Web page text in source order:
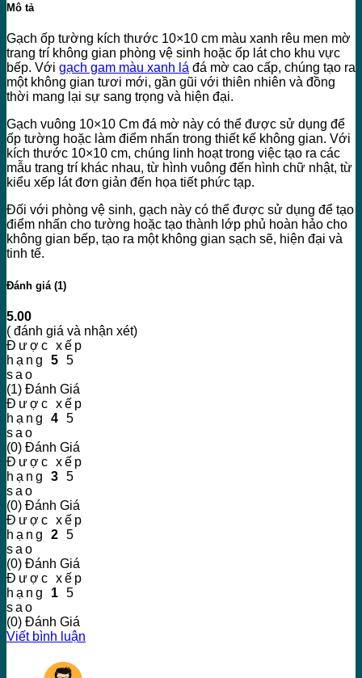
Mô tả
Gạch ốp tường kích thước 10×10 cm màu xanh rêu men mờ
trang trí không gian phòng vệ sinh hoặc ốp lát cho khu vực
bếp. Với gạch gam màu xanh lá đá mờ cao cấp, chúng tạo ra
một không gian tươi mới, gần gũi với thiên nhiên và đồng
thời mang lại sự sang trọng và hiện đại.
Gạch vuông 10×10 Cm đá mờ này có thể được sử dụng để
ốp tường hoặc làm điểm nhấn trong thiết kế không gian. Với
kích thước 10×10 cm, chúng linh hoạt trong việc tạo ra các
mẫu trang trí khác nhau, từ hình vuông đến hình chữ nhật, từ
kiểu xếp lát đơn giản đến họa tiết phức tạp.
Đối với phòng vệ sinh, gạch này có thể được sử dụng để tạo
điểm nhấn cho tường hoặc tạo thành lớp phủ hoàn hảo cho
không gian bếp, tạo ra một không gian sạch sẽ, hiện đại và
tinh tế.
Đánh giá (1)
5.00
( đánh giá và nhận xét)
Được xếp
hạng 5 5
sao
(1) Đánh Giá
Được xếp
hạng 4 5
sao
(0) Đánh Giá
Được xếp
hạng 3 5
sao
(0) Đánh Giá
Được xếp
hạng 2 5
sao
(0) Đánh Giá
Được xếp
hạng 1 5
sao
(0) Đánh Giá
Viết bình luận